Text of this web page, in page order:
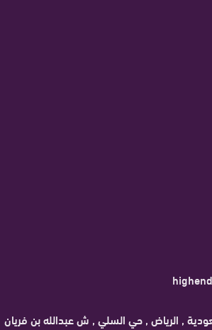
, الرياض , حي السلي , ش عبدالله بن فريان